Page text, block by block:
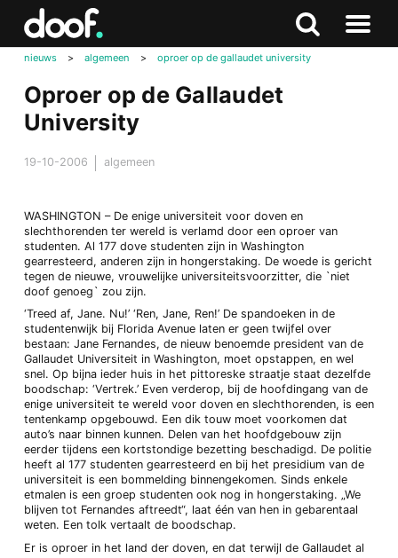
Zoeken
Naar
nieuws > algemeen > oproer op de gallaudet university
Oproer op de Gallaudet
University
19-10-2006 algemeen
WASHINGTON – De enige universiteit voor doven en
slechthorenden ter wereld is verlamd door een oproer van
studenten. Al 177 dove studenten zijn in Washington
gearresteerd, anderen zijn in hongerstaking. De woede is gericht
tegen de nieuwe, vrouwelijke universiteitsvoorzitter, die `niet
doof genoeg` zou zijn.
‘Treed af, Jane. Nu!’ ‘Ren, Jane, Ren!’ De spandoeken in de
studentenwijk bij Florida Avenue laten er geen twijfel over
bestaan: Jane Fernandes, de nieuw benoemde president van de
Gallaudet Universiteit in Washington, moet opstappen, en wel
snel. Op bijna ieder huis in het pittoreske straatje staat dezelfde
boodschap: ‘Vertrek.’ Even verderop, bij de hoofdingang van de
enige universiteit te wereld voor doven en slechthorenden, is een
tentenkamp opgebouwd. Een dik touw moet voorkomen dat
auto’s naar binnen kunnen. Delen van het hoofdgebouw zijn
eerder tijdens een kortstondige bezetting beschadigd. De politie
heeft al 177 studenten gearresteerd en bij het presidium van de
universiteit is een bommelding binnengekomen. Sinds enkele
etmalen is een groep studenten ook nog in hongerstaking. „We
blijven tot Fernandes aftreedt“, laat één van hen in gebarentaal
weten. Een tolk vertaalt de boodschap.
Er is oproer in het land der doven, en dat terwijl de Gallaudet al
Doof.nl
Zoeken